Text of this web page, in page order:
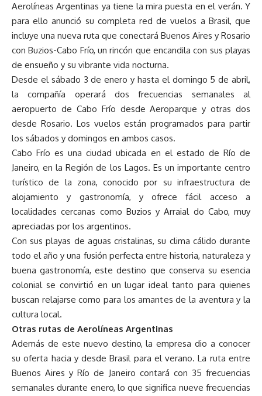
Aerolíneas Argentinas ya tiene la mira puesta en el verán. Y
para ello anunció su completa red de vuelos a Brasil, que
incluye una nueva ruta que conectará Buenos Aires y Rosario
con Buzios-Cabo Frío, un rincón que encandila con sus playas
de ensueño y su vibrante vida nocturna.
Desde el sábado 3 de enero y hasta el domingo 5 de abril,
la compañía operará dos frecuencias semanales al
aeropuerto de Cabo Frío desde Aeroparque y otras dos
desde Rosario. Los vuelos están programados para partir
los sábados y domingos en ambos casos.
Cabo Frío es una ciudad ubicada en el estado de Río de
Janeiro, en la Región de los Lagos. Es un importante centro
turístico de la zona, conocido por su infraestructura de
alojamiento y gastronomía, y ofrece fácil acceso a
localidades cercanas como Buzios y Arraial do Cabo, muy
apreciadas por los argentinos.
Con sus playas de aguas cristalinas, su clima cálido durante
todo el año y una fusión perfecta entre historia, naturaleza y
buena gastronomía, este destino que conserva su esencia
colonial se convirtió en un lugar ideal tanto para quienes
buscan relajarse como para los amantes de la aventura y la
cultura local.
Otras rutas de Aerolíneas Argentinas
Además de este nuevo destino, la empresa dio a conocer
su oferta hacia y desde Brasil para el verano. La ruta entre
Buenos Aires y Río de Janeiro contará con 35 frecuencias
semanales durante enero, lo que significa nueve frecuencias